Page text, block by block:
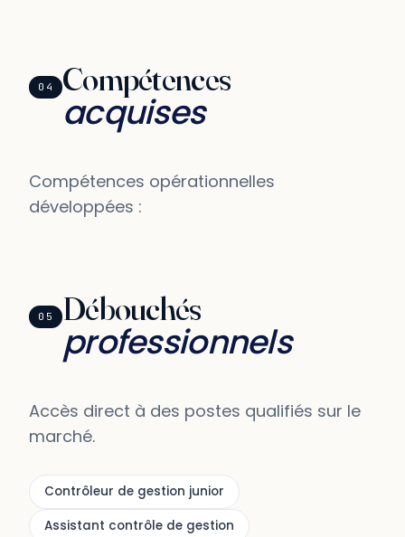
04 Compétences
acquises
Compétences opérationnelles
développées :
05 Débouchés
professionnels
Accès direct à des postes qualifiés sur le
marché.
Contrôleur de gestion junior
Assistant contrôle de gestion